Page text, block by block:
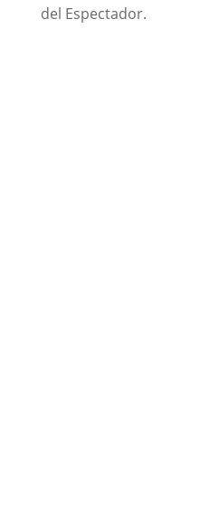
del Espectador.